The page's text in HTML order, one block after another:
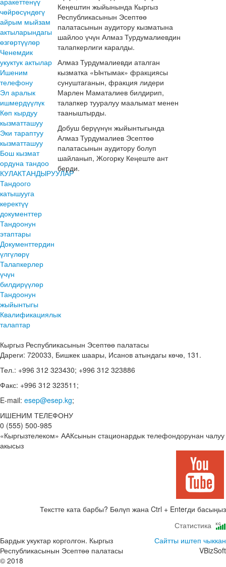
чөйрөсүндөгү
айрым мыйзам
актыларындагы
өзгөртүүлөр
Ченемдик
укуктук актылар
Ишеним
телефону
Эл аралык
ишмердүүлүк
Көп кырдуу
кызматташуу
Эки тараптуу
кызматташуу
Бош кызмат
ордуна тандоо
КУЛАКТАНДЫРУУЛАР
Тандоого
катышууга
керектүү
документтер
Тандоонун
этаптары
Документтердин
үлгүлөрү
Талапкерлер
үчүн
билдирүүлөр
Тандоонун
жыйынтыгы
Квалификациялык
талаптар
Кеңештин жыйынында Кыргыз
Республикасынын Эсептөө
палатасынын аудитору кызматына
шайлоо үчүн Алмаз Турдумалиевдин
талапкерлиги каралды.
Алмаз Турдумалиевди аталган
кызматка «Ынтымак» фракциясы
сунуштаганын, фракция лидери
Марлен Маматалиев билдирип,
талапкер тууралуу маалымат менен
тааныштырды.
Добуш берүүнүн жыйынтыгында
Алмаз Турдумалиев Эсептөө
палатасынын аудитору болуп
шайланып, Жогорку Кеңеште ант
берди.
Кыргыз Республикасынын Эсептөө палатасы
Дареги: 720033, Бишкек шаары, Исанов атындагы көчө, 131.
Тел.: +996 312 323430; +996 312 323886
Факс: +996 312 323511;
E-mail: esep@esep.kg;
ИШЕНИМ ТЕЛЕФОНУ
0 (555) 500-985
«Кыргызтелеком» ААКсынын стационардык телефондорунан чалуу
акысыз
Текстте ката барбы? Бөлүп жана Ctrl + Enterди басыңыз
Статистика
Бардык укуктар корголгон. Кыргыз
Республикасынын Эсептөө палатасы
© 2018
Сайтты иштеп чыккан
VBizSoft